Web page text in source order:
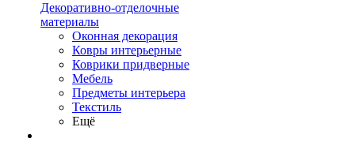
Декоративно-отделочные
материалы
Оконная декорация
Ковры интерьерные
Коврики придверные
Мебель
Предметы интерьера
Текстиль
Ещё